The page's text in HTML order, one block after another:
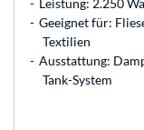
Leistung: 2.250
Geeignet für:
Textilien
Ausstattung:
Tank-System